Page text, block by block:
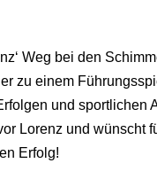
Weg bei den
zu einem
und sportlichen
Lorenz und wünscht
Erfolg!